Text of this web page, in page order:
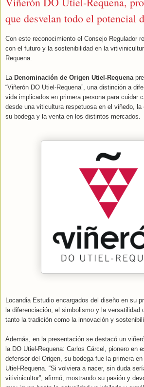
que desvelan todo el potencial
Con este reconocimiento el Consejo Regulador
con el futuro y la sostenibilidad en la
Requena.
La Denominación de Origen Utiel-Requena
“Viñerón DO Utiel-Requena”, una distinción a
vida implicados en primera persona para cuidar
desde una viticultura respetuosa en el viñedo,
su bodega y la venta en los distintos mercados.
Locandia Estudio encargados del diseño en su
la diferenciación, el simbolismo y la versatilidad
tanto la tradición como la innovación y
Además, en la presentación se destacó un
la DO Utiel-Requena: Carlos Cárcel, pionero en
defensor del Origen, su bodega fue la primera
Utiel-Requena. “Si volviera a nacer, sin duda
vitivinicultor”, afirmó, mostrando su pasión y